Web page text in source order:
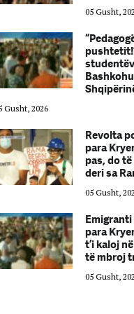
05 Gusht,
Gusht, 2026
Revolta
para
pas, do
deri sa
05 Gusht,
para
t’i kaloj
të mbroj
05 Gusht,